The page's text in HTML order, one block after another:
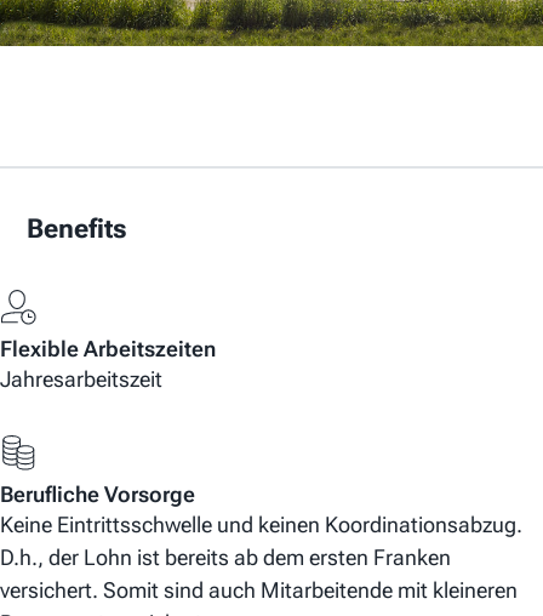
Benefits
Flexible Arbeitszeiten
Jahresarbeitszeit
Berufliche Vorsorge
Keine Eintrittsschwelle und keinen Koordinationsabzug.
D.h., der Lohn ist bereits ab dem ersten Franken
versichert. Somit sind auch Mitarbeitende mit kleineren